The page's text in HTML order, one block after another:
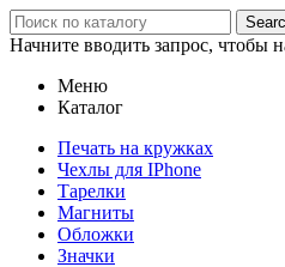
Начните вводить запрос, чтобы
Меню
Каталог
Печать на кружках
Чехлы для IPhone
Тарелки
Магниты
Обложки
Значки